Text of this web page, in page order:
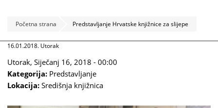
Početna strana Predstavljanje Hrvatske knjižnice za slijepe
16.01.2018. Utorak
Utorak, Siječanj 16, 2018 - 00:00
Kategorija: Predstavljanje
Lokacija: Središnja knjižnica